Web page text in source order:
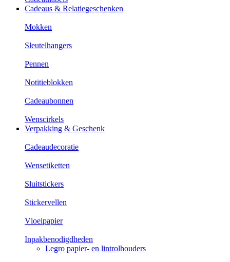
Cadeaus & Relatiegeschenken
Mokken
Sleutelhangers
Pennen
Notitieblokken
Cadeaubonnen
Wenscirkels
Verpakking & Geschenk
Cadeaudecoratie
Wensetiketten
Sluitstickers
Stickervellen
Vloeipapier
Inpakbenodigdheden
Legro papier- en lintrolhouders